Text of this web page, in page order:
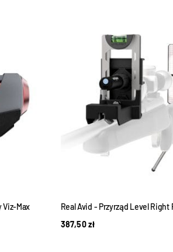
Viz-Max
Real Avid - Przyrząd Level Right
387,50zł